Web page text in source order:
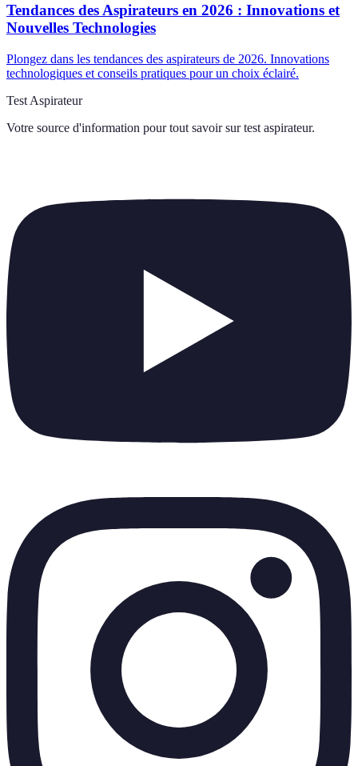
Tendances des Aspirateurs en 2026 : Innovations et
Nouvelles Technologies
Plongez dans les tendances des aspirateurs de 2026. Innovations
technologiques et conseils pratiques pour un choix éclairé.
Test Aspirateur
Votre source d'information pour tout savoir sur test aspirateur.